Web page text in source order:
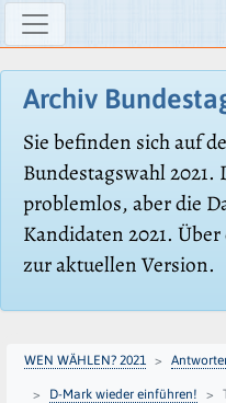
Archiv
Sie befinden sich auf
Bundestagswahl
problemlos, aber die
Kandidaten 2021. Über
zur aktuellen Version.
WEN WÄHLEN? 2021
D-Mark wieder einführen!